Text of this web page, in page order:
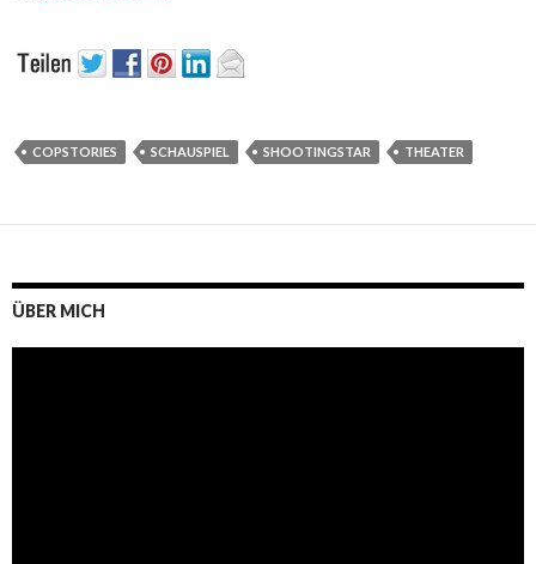
COPSTORIES SCHAUSPIEL SHOOTINGSTAR THEATER
ÜBER MICH